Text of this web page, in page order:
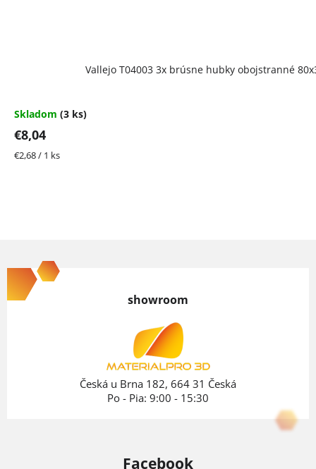
Vallejo T04003 3x brúsne hubky obojstranné
Skladom (3 ks)
€8,04
Jednotková
€2,68 / 1 ks
á
p
showroom
Česká u Brna 182, 664 31 Česká
Po - Pia: 9:00 - 15:30
Facebook